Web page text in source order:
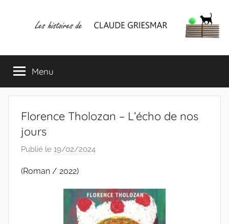
Les
histoires
de
CLAUDE
GRIESMAR
mes
lectures
favorites
Menu
Florence Tholozan – L’écho de nos
jours
Publié le 19/02/2024
C
l
(Roman / 2022)